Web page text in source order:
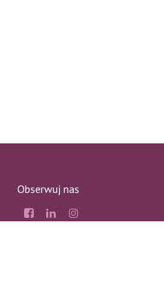
Obserwuj nas